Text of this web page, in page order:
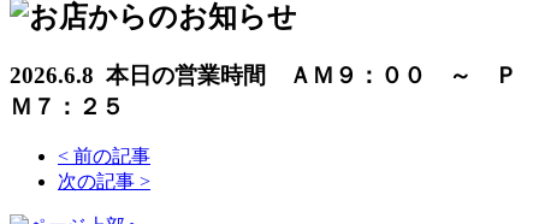
2026.6.8 本日の営業時間 ＡＭ９：００ ～ Ｐ
Ｍ７：２５
< 前の記事
次の記事 >